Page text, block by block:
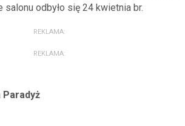
odbyło się 24 kwietnia br.
REKLAMA:
REKLAMA:
Paradyż